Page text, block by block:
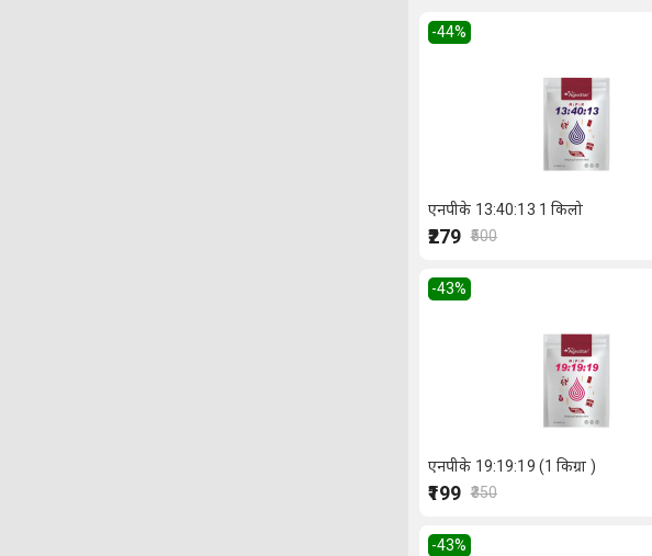
-44%
एनपीके 13:40:13 1 किलो
₹279 ₹500
-43%
एनपीके 19:19:19 (1 किग्रा )
₹199 ₹350
-43%